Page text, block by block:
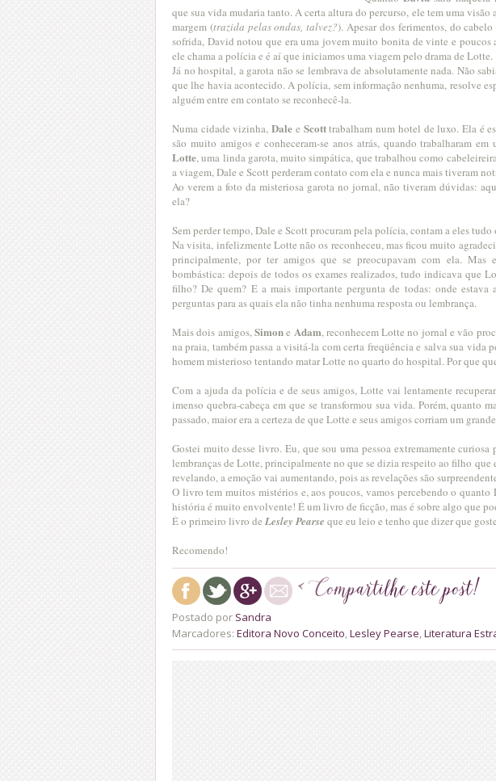
que sua vida mudaria tanto. A certa altura do percurso, ele tem uma
margem (trazida pelas ondas, talvez?). Apesar dos ferimentos, do
sofrida, David notou que era uma jovem muito bonita de vinte e poucos
ele chama a polícia e é aí que iniciamos uma viagem pelo drama de Lotte.
Já no hospital, a garota não se lembrava de absolutamente nada. Não
que lhe havia acontecido. A polícia, sem informação nenhuma, resolve
alguém entre em contato se reconhecê-la.
Numa cidade vizinha,Dale e Scotttrabalham num hotel de luxo. Ela é
são muito amigos e conheceram-se anos atrás, quando trabalharam
Lotte, uma linda garota, muito simpática, que trabalhou como
a viagem, Dale e Scott perderam contato com ela e nunca mais tiveram
Ao verem a foto da misteriosa garota no jornal, não tiveram dúvidas:
ela?
Sem perder tempo, Dale e Scott procuram pela polícia, contam a eles
Na visita, infelizmente Lotte não os reconheceu, mas ficou muito
principalmente, por ter amigos que se preocupavam com ela. Mas
bombástica: depois de todos os exames realizados, tudo indicava que
filho? De quem? E a mais importante pergunta de todas: onde estava
perguntas para as quais ela não tinha nenhuma resposta ou lembrança.
Mais dois amigos, Simone Adam, reconhecem Lotte no jornal e vão
na praia, também passa a visitá-la com certa freqüência e salva sua vida
homem misterioso tentando matar Lotte no quarto do hospital. Por que
Com a ajuda da polícia e de seus amigos, Lotte vai lentamente
imenso quebra-cabeça em que se transformou sua vida. Porém, quanto
passado, maior era a certeza de que Lotte e seus amigos corriam um
Gostei muito desse livro. Eu, que sou uma pessoa extremamente
lembranças de Lotte, principalmente no que se dizia respeito ao filho que
revelando, a emoção vai aumentando, pois as revelações são
O livro tem muitos mistérios e, aos poucos, vamos percebendo o
história é muito envolvente! É um livro de ficção, mas é sobre algo que
É o primeiro livro de Lesley Pearse que eu leio e tenho que dizer que
Recomendo!
Postado por Sandra
Marcadores: Editora Novo Conceito Lesley Pearse Literatura